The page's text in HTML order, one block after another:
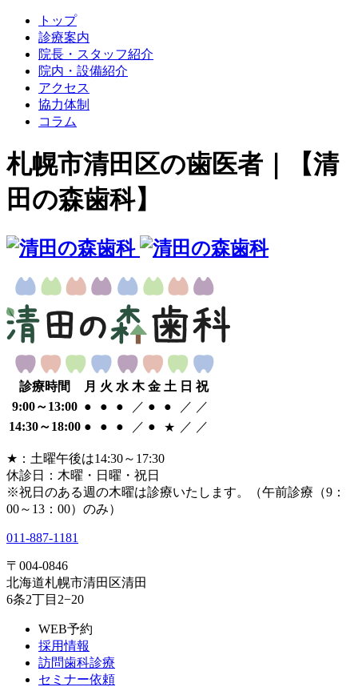
トップ
診療案内
院長・スタッフ紹介
院内・設備紹介
アクセス
協力体制
コラム
札幌市清田区の歯医者｜【清
田の森歯科】
診療時間 月 火 水 木 金 土 日 祝
9:00～13:00 ● ● ● ／ ● ● ／ ／
14:30～18:00 ● ● ● ／ ● ★ ／ ／
★ ：土曜午後は14:30～17:30
休診日：木曜・日曜・祝日
※祝日のある週の木曜は診療いたします。
（午前診療（9：
00～13：00）のみ）
011-887-1181
〒004-0846
北海道札幌市清田区清田
6条2丁目2−20
WEB予約
採用情報
訪問歯科診療
セミナー依頼